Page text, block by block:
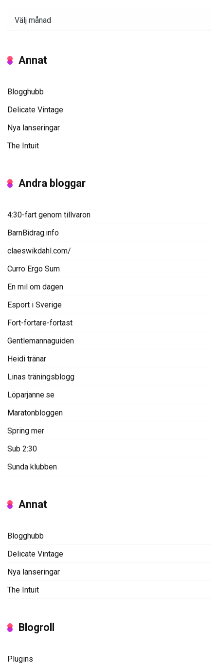
Annat
Blogghubb
Delicate Vintage
Nya lanseringar
The Intuit
Andra bloggar
4:30-fart genom tillvaron
BarnBidrag.info
claeswikdahl.com/
Curro Ergo Sum
En mil om dagen
Esport i Sverige
Fort-fortare-fortast
Gentlemannaguiden
Heidi tränar
Linas träningsblogg
Löparjanne.se
Maratonbloggen
Spring mer
Sub 2:30
Sunda klubben
Annat
Blogghubb
Delicate Vintage
Nya lanseringar
The Intuit
Blogroll
Plugins